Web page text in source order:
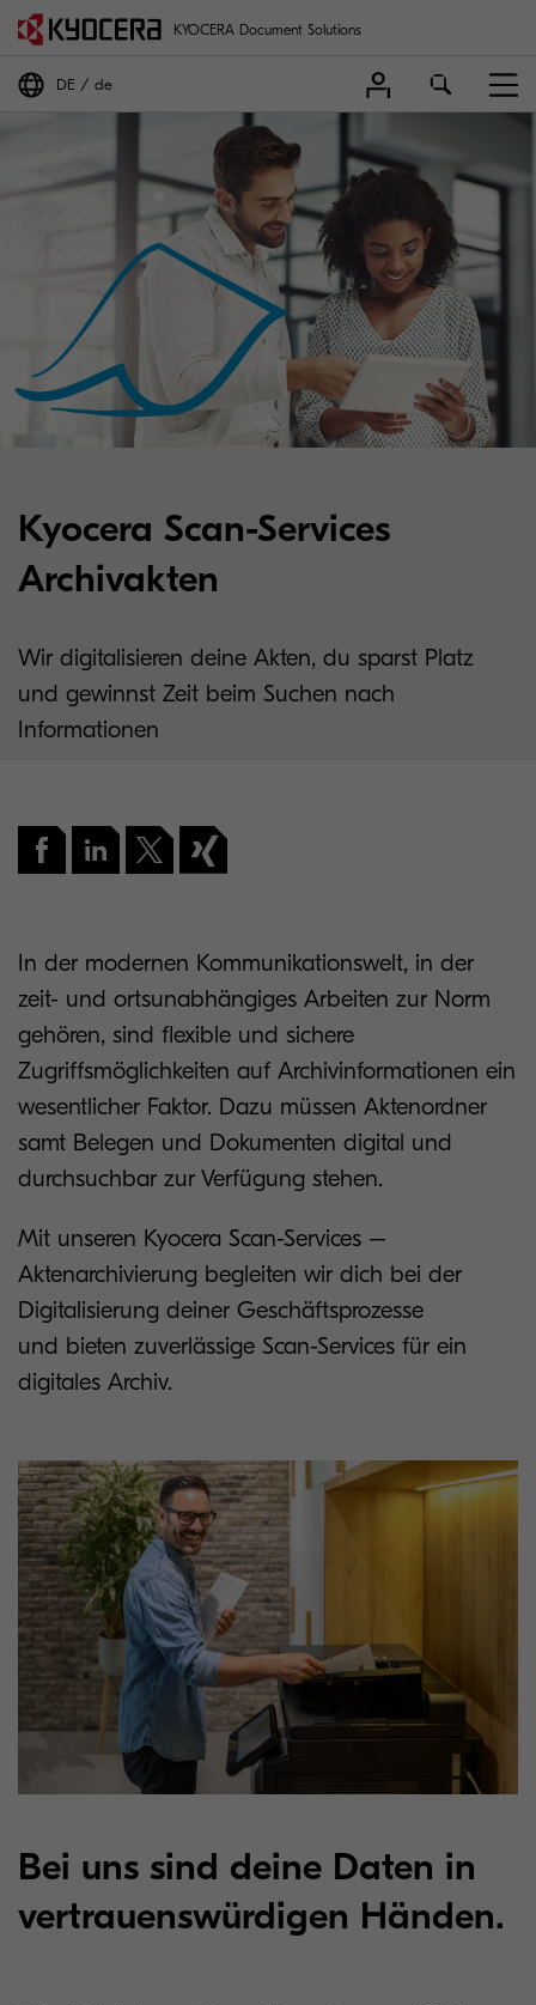
KYOCERA Document Solutions
DE de
Kyocera Scan-Services
Archivakten
Wir digitalisieren deine Akten, du sparst Platz
und gewinnst Zeit beim Suchen nach
Informationen
In der modernen Kommunikationswelt, in der
zeit- und ortsunabhängiges Arbeiten zur Norm
gehören, sind flexible und sichere
Zugriffsmöglichkeiten auf Archivinformationen ein
wesentlicher Faktor. Dazu müssen Aktenordner
samt Belegen und Dokumenten digital und
durchsuchbar zur Verfügung stehen.
Mit unseren Kyocera Scan-Services –
Aktenarchivierung begleiten wir dich bei der
Digitalisierung deiner Geschäftsprozesse
und bieten zuverlässige Scan-Services für ein
digitales Archiv.
Bei uns sind deine Daten in
vertrauenswürdigen Händen.